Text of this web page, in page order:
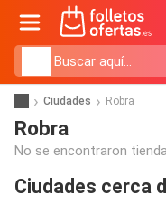
Ciudades Robra
Robra
No se encontraron
Ciudades cerca